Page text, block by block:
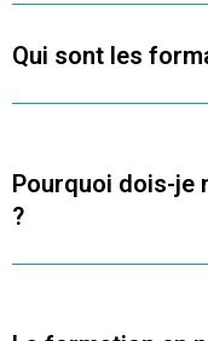
Qui sont les
Pourquoi dois-je
?